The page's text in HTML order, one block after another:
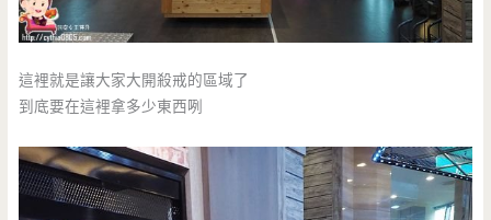
這裡就是讓大家大開殺戒的區域了
到底要在這裡拿多少東西咧